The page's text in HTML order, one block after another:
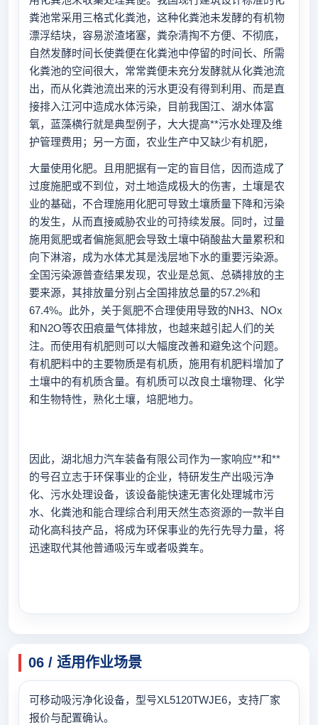
粪池常采用三格式化粪池，这种化粪池未发酵的有机物
漂浮结块，容易淤渣堵塞，粪杂清掏不方便、不彻底，
自然发酵时间长使粪便在化粪池中停留的时间长、所需
化粪池的空间很大，常常粪便未充分发酵就从化粪池流
出，而从化粪池流出来的污水更没有得到利用、而是直
接排入江河中造成水体污染，目前我国江、湖水体富
氧，蓝藻横行就是典型例子，大大提高**污水处理及维
护管理费用；另一方面，农业生产中又缺少有机肥，
大量使用化肥。且用肥据有一定的盲目信，因而造成了
过度施肥或不到位，对土地造成极大的伤害，土壤是农
业的基础，不合理施用化肥可导致土壤质量下降和污染
的发生，从而直接威胁农业的可持续发展。同时，过量
施用氮肥或者偏施氮肥会导致土壤中硝酸盐大量累积和
向下淋溶，成为水体尤其是浅层地下水的重要污染源。
全国污染源普查结果发现，农业是总氮、总磷排放的主
要来源，其排放量分别占全国排放总量的57.2%和
67.4%。此外，关于氮肥不合理使用导致的NH3、NOx
和N2O等农田痕量气体排放，也越来越引起人们的关
注。而使用有机肥则可以大幅度改善和避免这个问题。
有机肥料中的主要物质是有机质，施用有机肥料增加了
土壤中的有机质含量。有机质可以改良土壤物理、化学
和生物特性，熟化土壤，培肥地力。
因此，湖北旭力汽车装备有限公司作为一家响应**和**
的号召立志于环保事业的企业，特研发生产出吸污净
化、污水处理设备，该设备能快速无害化处理城市污
水、化粪池和能合理综合利用天然生态资源的一款半自
动化高科技产品，将成为环保事业的先行先导力量，将
迅速取代其他普通吸污车或者吸粪车。
06 / 适用作业场景
可移动吸污净化设备，型号XL5120TWJE6，支持厂家
报价与配置确认。